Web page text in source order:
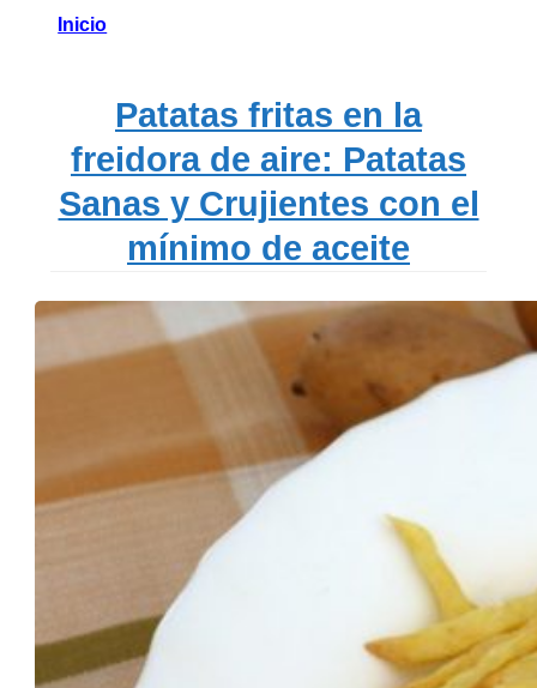
Inicio
Patatas fritas en la
freidora de aire: Patatas
Sanas y Crujientes con el
mínimo de aceite